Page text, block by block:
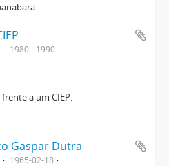
1980 - 1990
a um CIEP.
Gaspar Dutra
1965-02-18